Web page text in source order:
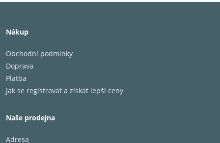
Nákup
Obchodní podmínky
Doprava
Platba
Jak se registrovat a získat lepší ceny
Naše prodejna
Adresa